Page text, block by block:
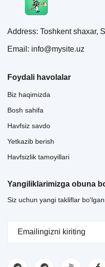
Address: Toshkent shaxar,
Email: info@mysite.uz
Foydali havolalar
Biz haqimizda
Bosh sahifa
Havfsiz savdo
Yetkazib berish
Havfsizlik tamoyillari
Yangiliklarimizga obuna
Siz uchun yangi takliflar